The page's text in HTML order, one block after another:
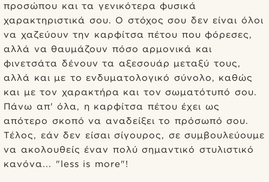
προσώπου και τα γενικότερα φυσικά
χαρακτηριστικά σου. Ο στόχος σου δεν είναι όλοι
να χαζεύουν την καρφίτσα πέτου που φόρεσες,
αλλά να θαυμάζουν πόσο αρμονικά και
φινετσάτα δένουν τα αξεσουάρ μεταξύ τους,
αλλά και με το ενδυματολογικό σύνολο, καθώς
και με τον χαρακτήρα και τον σωματότυπό σου.
Πάνω απ' όλα, η καρφίτσα πέτου έχει ως
απότερο σκοπό να αναδείξει το πρόσωπό σου.
Τέλος, εάν δεν είσαι σίγουρος, σε συμβουλεύουμε
να ακολουθείς έναν πολύ σημαντικό στυλιστικό
κανόνα... "less is more"!